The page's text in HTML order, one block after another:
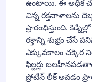
ఉంటాయి. ఈ అధిక
చిన్న రక్తనాళాలను
ప్రారంభిస్తుంది. కిడ్నీల్లో
రక్తాన్ని శుభ్రం చేసే
ఎక్కువకాలం
ఫిల్టర్లు
ప్రోటీన్ లీక్ అవడం